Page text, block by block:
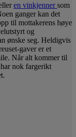
en vinkjenner som
ganger kan det
til mottakerens høye
og
ønske seg. Heldigvis
gaver er et
Når alt kommer til
nok fargerikt